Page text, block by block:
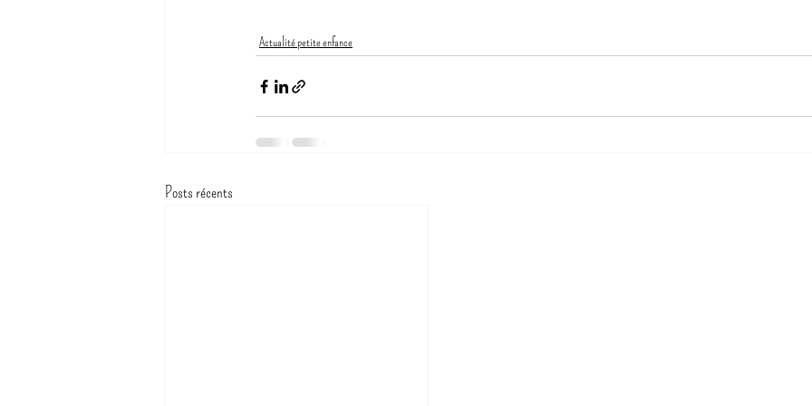
Actualité petite enfance
Posts récents